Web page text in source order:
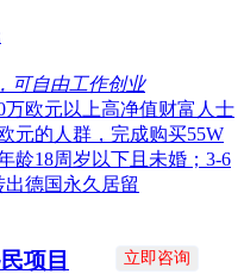
可自由工作创业
欧元以上高净值财富人士
元的人群，完成购买55W
龄18周岁以下且未婚；3-6
德国永久居留
项目 立即咨询